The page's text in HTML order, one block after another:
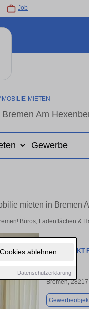
ablehnen
Datenschutzerklärung
Job
MIETEN
Am
mieten in Bremen
Büros, Ladenflächen &
TOP-OBJEKT
Bremen, 28217